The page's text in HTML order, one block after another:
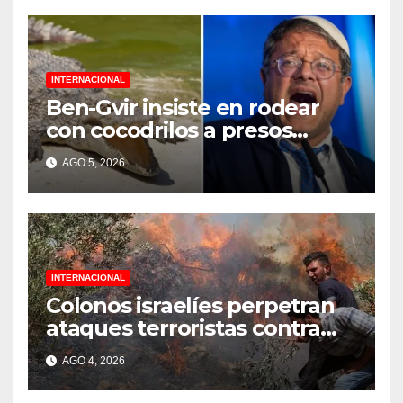
INTERNACIONAL
Ben-Gvir insiste en rodear
con cocodrilos a presos
palestinos
AGO 5, 2026
INTERNACIONAL
Colonos israelíes perpetran
ataques terroristas contra
familias palestinas en
Cisjordania
AGO 4, 2026